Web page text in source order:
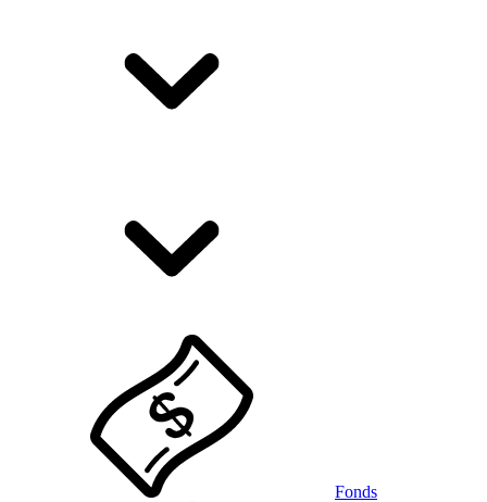
Fonds